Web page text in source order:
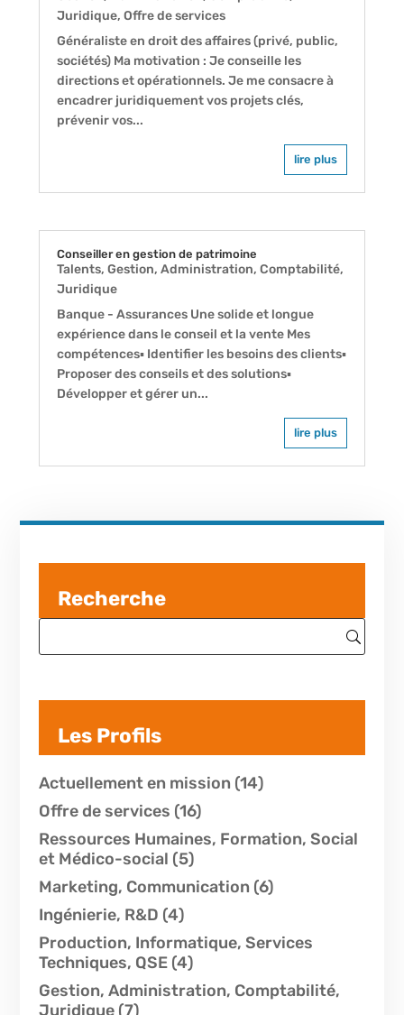
Juridique, Offre de services
Généraliste en droit des affaires (privé, public,
sociétés) Ma motivation : Je conseille les
directions et opérationnels. Je me consacre à
encadrer juridiquement vos projets clés,
prévenir vos...
lire plus
Conseiller en gestion de patrimoine
Talents, Gestion, Administration, Comptabilité,
Juridique
Banque - Assurances Une solide et longue
expérience dans le conseil et la vente Mes
compétences▪ Identifier les besoins des clients▪
Proposer des conseils et des solutions▪
Développer et gérer un...
lire plus
Recherche
Les Profils
Actuellement en mission (14)
Offre de services (16)
Ressources Humaines, Formation, Social
et Médico-social (5)
Marketing, Communication (6)
Ingénierie, R&D (4)
Production, Informatique, Services
Techniques, QSE(4)
Gestion, Administration, Comptabilité,
Juridique(7)